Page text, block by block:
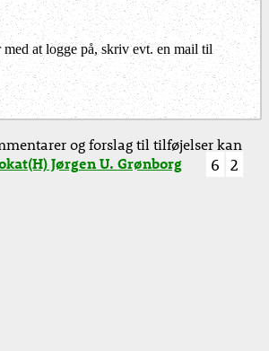
at logge på, skriv evt. en mail til
og forslag til tilføjelser kan
Jørgen U. Grønborg 6 2